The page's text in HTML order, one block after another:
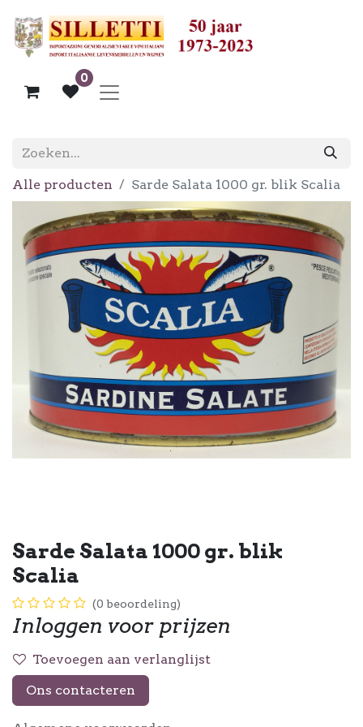
0
Alle producten Sarde Salata 1000 gr. blik Scalia
Sarde Salata 1000 gr. blik
Scalia
(0 beoordeling)
Inloggen voor prijzen
Toevoegen aan verlanglijst
Ons contacteren